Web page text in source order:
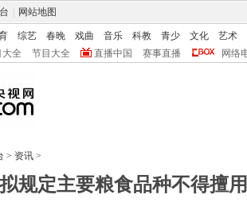
网站地图
综艺 春晚 戏曲 音乐 科教 青少 文化
艺术
大全 节目大全 直播中国 赛事直播 网络
> 资讯 >
规定主要粮食品种不得擅